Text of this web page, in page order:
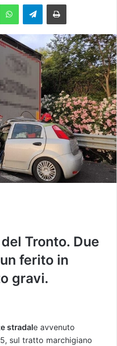
a
n
m
a
i
Telegram
Tronto. Due
ferito in
gravi.
stradale avvenuto
sul tratto marchigiano